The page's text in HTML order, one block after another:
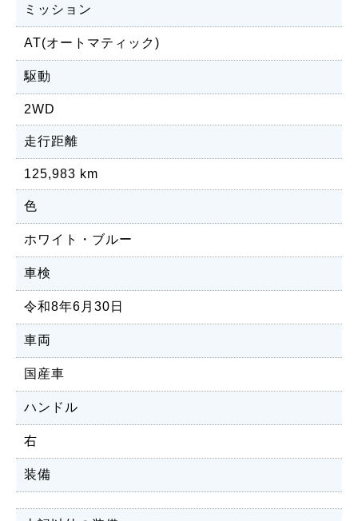
ミッション
AT(オートマティック)
駆動
2WD
走行距離
125,983 km
色
ホワイト・ブルー
車検
令和8年6月30日
車両
国産車
ハンドル
右
装備